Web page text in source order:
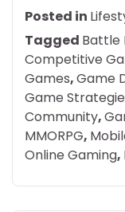
Posted in
Tagged Battle
Competitive
Games,Game
Game
Community,
MMORPG,
Online Gaming,